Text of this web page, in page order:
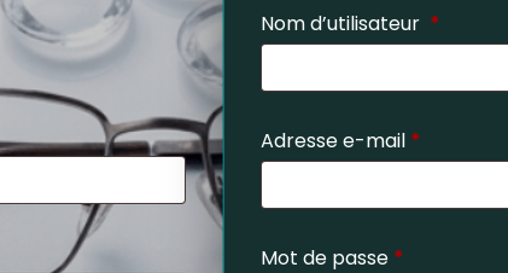
Nom d’utilisateur *
Adresse e-mail *
Mot de passe *